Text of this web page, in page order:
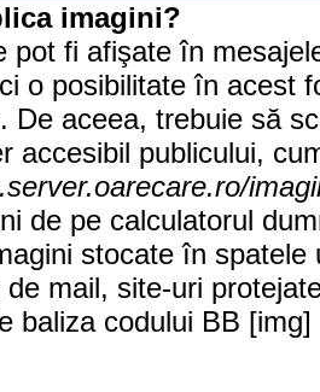
imagini?
pot fi afişate în
o posibilitate în acest
De aceea, trebuie să
accesibil publicului,
de pe calculatorul
stocate în
de mail, site-uri
baliza codului BB